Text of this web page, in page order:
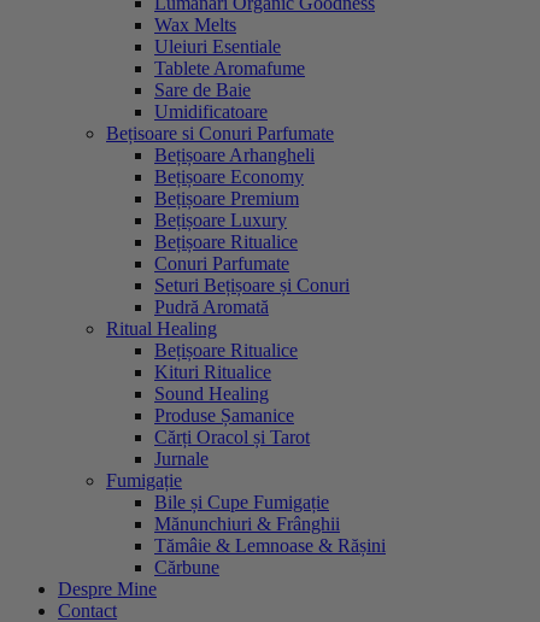
Wax Melts
Uleiuri Esentiale
Tablete Aromafume
Sare de Baie
Umidificatoare
Bețisoare si Conuri Parfumate
Bețișoare Arhangheli
Bețișoare Economy
Bețișoare Premium
Bețișoare Luxury
Bețișoare Ritualice
Conuri Parfumate
Seturi Bețișoare și Conuri
Pudră Aromată
Ritual Healing
Bețișoare Ritualice
Kituri Ritualice
Sound Healing
Produse Șamanice
Cărți Oracol și Tarot
Jurnale
Fumigație
Bile și Cupe Fumigație
Mănunchiuri & Frânghii
Tămâie & Lemnoase & Rășini
Cărbune
Despre Mine
Contact